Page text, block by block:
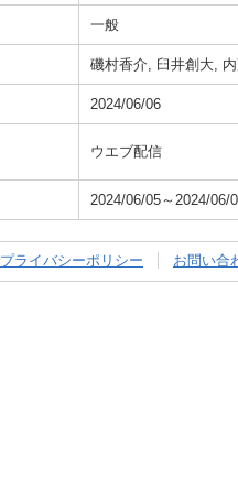
一般
磯村香介, 臼井創大,
2024/06/06
ウエブ配信
2024/06/05～2024/06/
プライバシーポリシー お問い合